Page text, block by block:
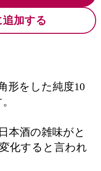
加する
形をした純度10
本酒の雑味がと
化すると言われ